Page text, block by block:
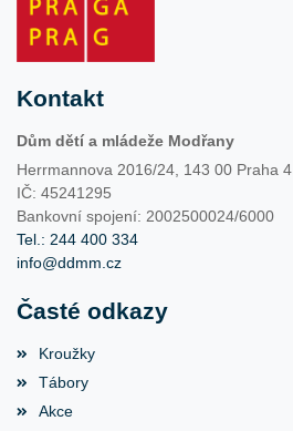
Kontakt
Dům dětí a mládeže Modřany
Herrmannova 2016/24, 143 00 Praha 4
IČ: 45241295
Bankovní spojení: 2002500024/6000
Tel.: 244 400 334
info@ddmm.cz
Časté odkazy
Kroužky
Tábory
Akce